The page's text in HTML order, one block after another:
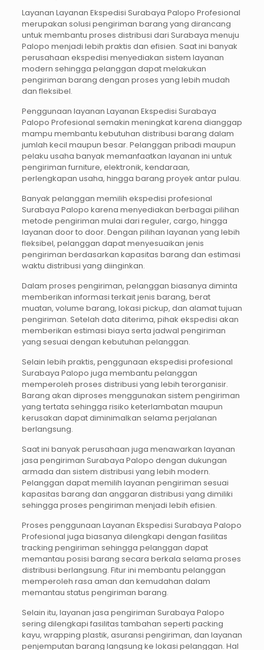
Layanan Layanan Ekspedisi Surabaya Palopo Profesional
merupakan solusi pengiriman barang yang dirancang
untuk membantu proses distribusi dari Surabaya menuju
Palopo menjadi lebih praktis dan efisien. Saat ini banyak
perusahaan ekspedisi menyediakan sistem layanan
modern sehingga pelanggan dapat melakukan
pengiriman barang dengan proses yang lebih mudah
dan fleksibel.
Penggunaan layanan Layanan Ekspedisi Surabaya
Palopo Profesional semakin meningkat karena dianggap
mampu membantu kebutuhan distribusi barang dalam
jumlah kecil maupun besar. Pelanggan pribadi maupun
pelaku usaha banyak memanfaatkan layanan ini untuk
pengiriman furniture, elektronik, kendaraan,
perlengkapan usaha, hingga barang proyek antar pulau.
Banyak pelanggan memilih ekspedisi profesional
Surabaya Palopo karena menyediakan berbagai pilihan
metode pengiriman mulai dari reguler, cargo, hingga
layanan door to door. Dengan pilihan layanan yang lebih
fleksibel, pelanggan dapat menyesuaikan jenis
pengiriman berdasarkan kapasitas barang dan estimasi
waktu distribusi yang diinginkan.
Dalam proses pengiriman, pelanggan biasanya diminta
memberikan informasi terkait jenis barang, berat
muatan, volume barang, lokasi pickup, dan alamat tujuan
pengiriman. Setelah data diterima, pihak ekspedisi akan
memberikan estimasi biaya serta jadwal pengiriman
yang sesuai dengan kebutuhan pelanggan.
Selain lebih praktis, penggunaan ekspedisi profesional
Surabaya Palopo juga membantu pelanggan
memperoleh proses distribusi yang lebih terorganisir.
Barang akan diproses menggunakan sistem pengiriman
yang tertata sehingga risiko keterlambatan maupun
kerusakan dapat diminimalkan selama perjalanan
berlangsung.
Saat ini banyak perusahaan juga menawarkan layanan
jasa pengiriman Surabaya Palopo dengan dukungan
armada dan sistem distribusi yang lebih modern.
Pelanggan dapat memilih layanan pengiriman sesuai
kapasitas barang dan anggaran distribusi yang dimiliki
sehingga proses pengiriman menjadi lebih efisien.
Proses penggunaan Layanan Ekspedisi Surabaya Palopo
Profesional juga biasanya dilengkapi dengan fasilitas
tracking pengiriman sehingga pelanggan dapat
memantau posisi barang secara berkala selama proses
distribusi berlangsung. Fitur ini membantu pelanggan
memperoleh rasa aman dan kemudahan dalam
memantau status pengiriman barang.
Selain itu, layanan jasa pengiriman Surabaya Palopo
sering dilengkapi fasilitas tambahan seperti packing
kayu, wrapping plastik, asuransi pengiriman, dan layanan
penjemputan barang langsung ke lokasi pelanggan. Hal